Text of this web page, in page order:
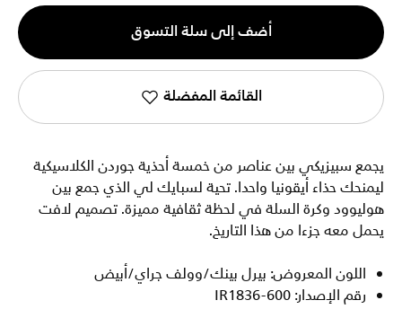
الكمية
1
أضف إلى سلة التسوق
القائمة المفضلة
يجمع سبيزيكي بين عناصر من خمسة أحذية جوردن الكلاسيكية
ليمنحك حذاء أيقونيا واحدا. تحية لسبايك لي الذي جمع بين
هوليوود وكرة السلة في لحظة ثقافية مميزة. تصميم لافت
يحمل معه جزءا من هذا التاريخ.
اللون المعروض: بيرل بينك/وولف جراي/أبيض
رقم الإصدار: IR1836-600